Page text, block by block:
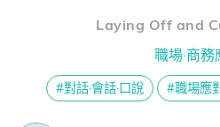
Laying Off and
職場·商務
#對話·會話·口說 #職場應